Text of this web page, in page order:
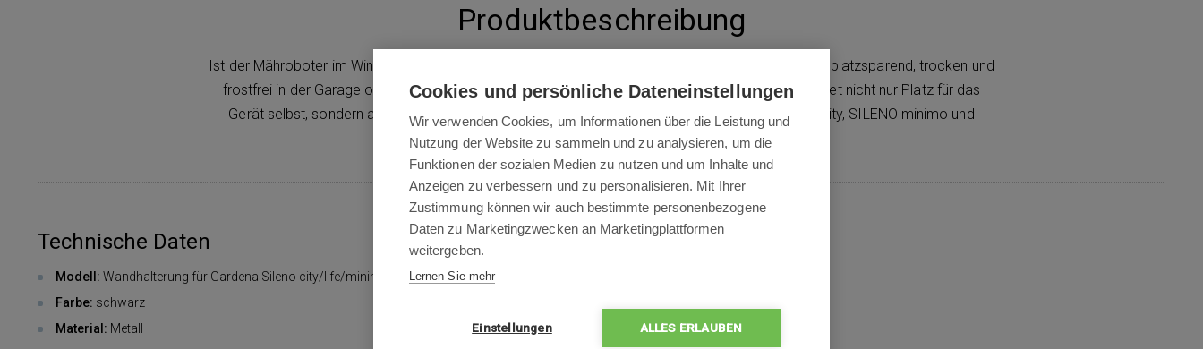
Produktbeschreibung
Ist der Mähroboter im Winter nicht im Einsatz, kann er mit der Gaardena Wandhalterung besonders platzsparend, trocken und
frostfrei in der Garage oder dem Keller aufbewahrt werden. Die robuste Halterung aus Metall bietet nicht nur Platz für das
Gerät selbst, sondern auch für die Ladestation. Die Wandhalterung ist passend für alle SILENO city, SILENO minimo und
SILENO life Modelle.
Technische Daten
Modell: Wandhalterung für Gardena Sileno city/life/minimo (4045-20)
Farbe: schwarz
Material: Metall
Packungsinhalt
Cookies und persönliche Dateneinstellungen
Wir verwenden Cookies, um Informationen über die Leistung und
Nutzung der Website zu sammeln und zu analysieren, um die
Funktionen der sozialen Medien zu nutzen und um Inhalte und
Anzeigen zu verbessern und zu personalisieren. Mit Ihrer
Zustimmung können wir auch bestimmte personenbezogene
Daten zu Marketingzwecken an Marketingplattformen
weitergeben.
Lernen Sie mehr
Einstellungen ALLES ERLAUBEN